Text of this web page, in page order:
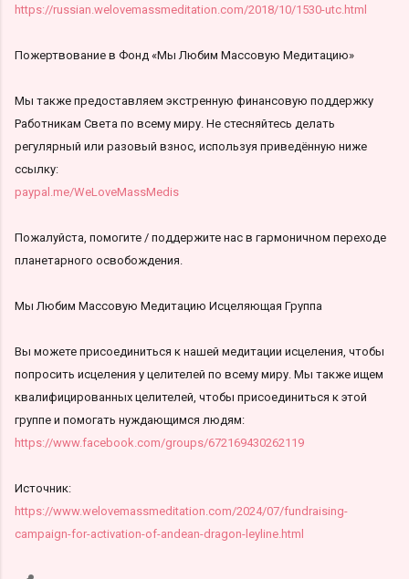
https://russian.welovemassmeditation.com/2018/10/1530-utc.html
Пожертвование в Фонд «Мы Любим Массовую Медитацию»
Мы также предоставляем экстренную финансовую поддержку
Работникам Света по всему миру. Не стесняйтесь делать
регулярный или разовый взнос, используя приведённую ниже
ссылку:
paypal.me/WeLoveMassMedis
Пожалуйста, помогите / поддержите нас в гармоничном переходе
планетарного освобождения.
Мы Любим Массовую Медитацию Исцеляющая Группа
Вы можете присоединиться к нашей медитации исцеления, чтобы
попросить исцеления у целителей по всему миру. Мы также ищем
квалифицированных целителей, чтобы присоединиться к этой
группе и помогать нуждающимся людям:
https://www.facebook.com/groups/672169430262119
Источник:
https://www.welovemassmeditation.com/2024/07/fundraising-
campaign-for-activation-of-andean-dragon-leyline.html